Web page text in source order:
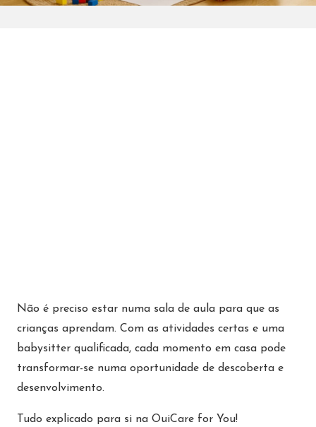
Não é preciso estar numa sala de aula para que as
crianças aprendam. Com as atividades certas e uma
babysitter qualificada, cada momento em casa pode
transformar-se numa oportunidade de descoberta e
desenvolvimento.
Tudo explicado para si na OuiCare for You!